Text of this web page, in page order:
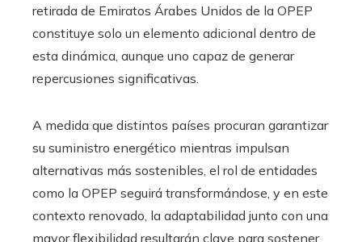
retirada de Emiratos Árabes Unidos de la OPEP
constituye solo un elemento adicional dentro de
esta dinámica, aunque uno capaz de generar
repercusiones significativas.
A medida que distintos países procuran garantizar
su suministro energético mientras impulsan
alternativas más sostenibles, el rol de entidades
como la OPEP seguirá transformándose, y en este
contexto renovado, la adaptabilidad junto con una
mayor flexibilidad resultarán clave para sostener